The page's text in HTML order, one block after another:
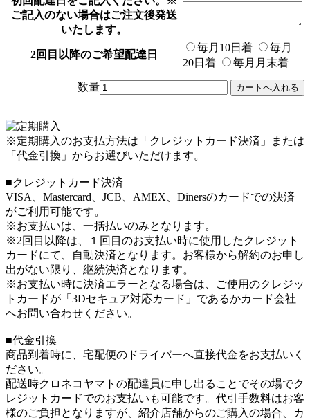
ご記入のない場合はご注文後発送
いたします。
2回目以降のご希望配達日
毎月10日着
毎月
20日着
毎月月末着
数量
※定期購入のお支払方法は「クレジットカード決済」または
「代金引換」からお選びいただけます。
■クレジットカード決済
VISA、Mastercard、JCB、AMEX、Dinersのカードでの決済
がご利用可能です。
※お支払いは、一括払いのみとなります。
※2回目以降は、１回目のお支払い時に使用したクレジット
カードにて、自動決済となります。お客様から解約のお申し
出がない限り、継続決済となります。
※お支払い時に決済エラーとなる場合は、ご使用のクレジッ
トカードが「3Dセキュア対応カード」であるかカード会社
へお問い合わせください。
■代金引換
商品到着時に、宅配便のドライバーへ直接代金をお支払いく
ださい。
配送時クロネコヤマトの配達員に申し出ることでその場でク
レジットカードでのお支払いも可能です。代引手数料はお客
様のご負担となりますが、紹介店舗からのご購入の場合、カ